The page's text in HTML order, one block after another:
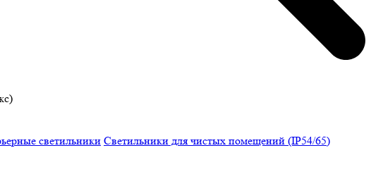
светильники Светильники для чистых помещений (IP54/65)